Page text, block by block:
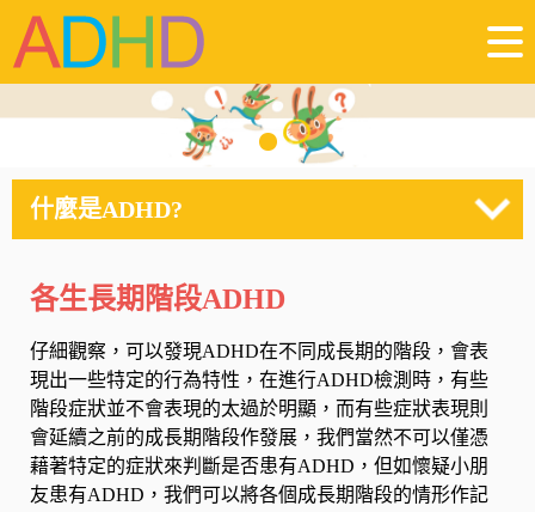
什麼是ADHD?
各生長期階段ADHD
仔細觀察，可以發現ADHD在不同成長期的階段，會表
現出一些特定的行為特性，在進行ADHD檢測時，有些
階段症狀並不會表現的太過於明顯，而有些症狀表現則
會延續之前的成長期階段作發展，我們當然不可以僅憑
藉著特定的症狀來判斷是否患有ADHD，但如懷疑小朋
友患有ADHD，我們可以將各個成長期階段的情形作記